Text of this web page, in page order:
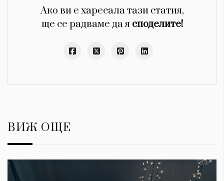
Ако ви е харесала тази статия,
ще се радваме да я споделите!
ВИЖ ОЩЕ